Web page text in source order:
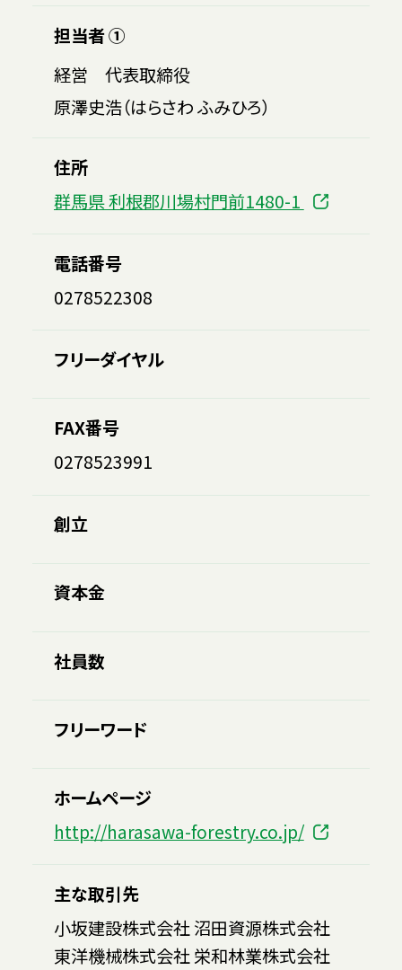
担当者 ①
経営 代表取締役
原澤史浩（はらさわ ふみひろ）
住所
群馬県 利根郡川場村門前1480-1
電話番号
0278522308
フリーダイヤル
FAX番号
0278523991
創立
資本金
社員数
フリーワード
ホームページ
http://harasawa-forestry.co.jp/
主な取引先
小坂建設株式会社 沼田資源株式会社
東洋機械株式会社 栄和林業株式会社